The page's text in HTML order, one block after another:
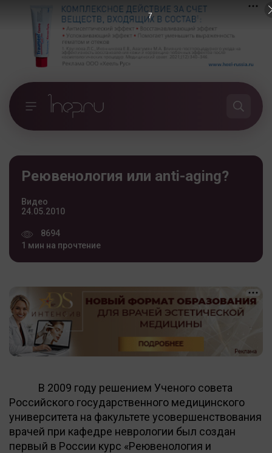
Реювенология или anti-aging?
Видео
24.05.2010
8694
1 мин на прочтение
В 2009 году решением Ученого совета
Российского государственного медицинского
университета на факультете усовершенствования
врачей при кафедре неврологии был создан
первый в России курс «Реювенология и
7